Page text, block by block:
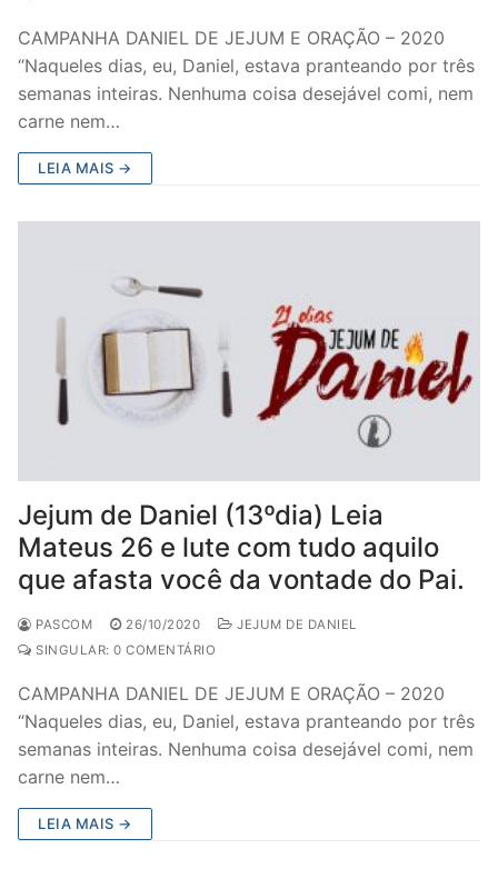
CAMPANHA DANIEL DE JEJUM E ORAÇÃO – 2020
“Naqueles dias, eu, Daniel, estava pranteando por três
semanas inteiras. Nenhuma coisa desejável comi, nem
carne nem…
LEIA MAIS →
Jejum de Daniel (13ºdia) Leia
Mateus 26 e lute com tudo aquilo
que afasta você da vontade do Pai.
PASCOM 26/10/2020
JEJUM DE DANIEL
SINGULAR: 0 COMENTÁRIO
CAMPANHA DANIEL DE JEJUM E ORAÇÃO – 2020
“Naqueles dias, eu, Daniel, estava pranteando por três
semanas inteiras. Nenhuma coisa desejável comi, nem
carne nem…
LEIA MAIS →